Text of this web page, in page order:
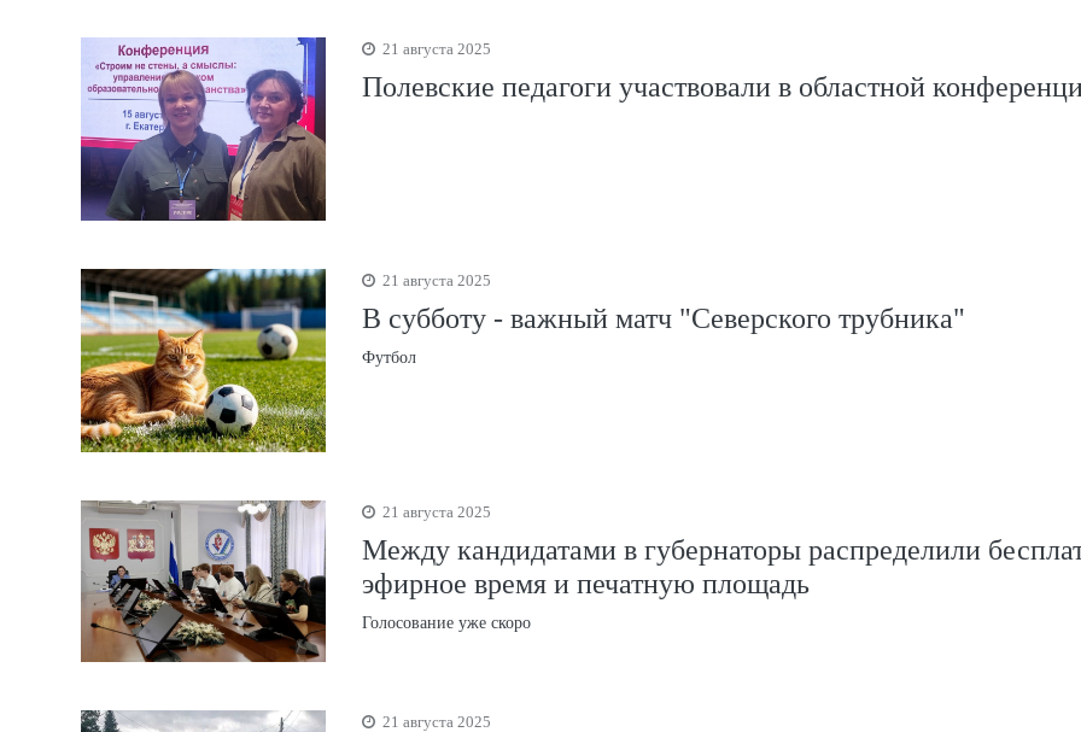
21 августа 2025
Полевские педагоги участвовали в областной
21 августа 2025
В субботу - важный матч "Северского трубника"
Футбол
21 августа 2025
Между кандидатами в губернаторы распределили
эфирное время и печатную площадь
Голосование уже скоро
21 августа 2025